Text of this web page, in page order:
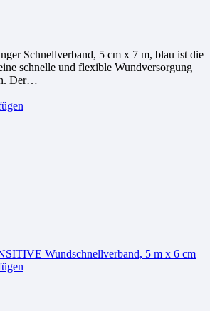
Schnellverband, 5 cm x 7 m, blau ist die
schnelle und flexible Wundversorgung
Der…